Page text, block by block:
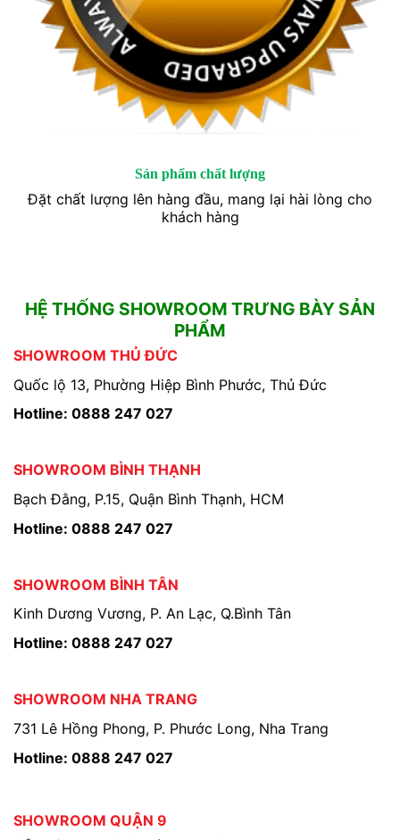
Sản phẩm chất lượng
Đặt chất lượng lên hàng đầu, mang lại hài lòng cho
khách hàng
HỆ THỐNG SHOWROOM TRƯNG BÀY SẢN
PHẨM
SHOWROOM THỦ ĐỨC
Quốc lộ 13, Phường Hiệp Bình Phước, Thủ Đức
Hotline: 0888 247 027
SHOWROOM BÌNH THẠNH
Bạch Đằng, P.15, Quận Bình Thạnh, HCM
Hotline: 0888 247 027
SHOWROOM BÌNH TÂN
Kinh Dương Vương, P. An Lạc, Q.Bình Tân
Hotline: 0888 247 027
SHOWROOM NHA TRANG
731 Lê Hồng Phong, P. Phước Long, Nha Trang
Hotline: 0888 247 027
SHOWROOM QUẬN 9